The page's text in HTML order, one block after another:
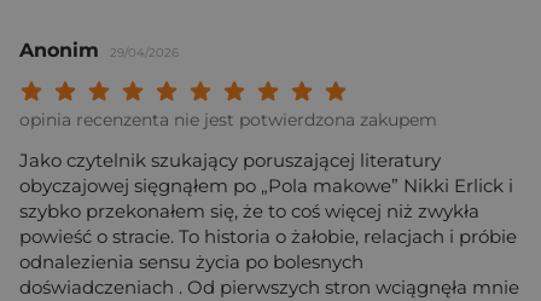
Anonim 29/04/2026
Twoja ocena:
Twoja ocena: Wybitna 9/
Twoja ocena: Rewelacyjna 8/
Twoja ocena: Bardzo dobra 7/10"
Twoja ocena: Dobra 6/10"
Twoja ocena: Przeciętna 5/10"
Twoja ocena: Może być 4/10"
Twoja ocena: Słaba 3/10"
Twoja ocena: Bardzo słaba 2/10"
Twoja ocena: Beznadziejna 1/10"
opinia recenzenta nie jest potwierdzona zakupem
Jako czytelnik szukający poruszającej literatury
obyczajowej sięgnąłem po „Pola makowe” Nikki Erlick i
szybko przekonałem się, że to coś więcej niż zwykła
powieść o stracie. To historia o żałobie, relacjach i próbie
odnalezienia sensu życia po bolesnych
doświadczeniach . Od pierwszych stron wciągnęła mnie